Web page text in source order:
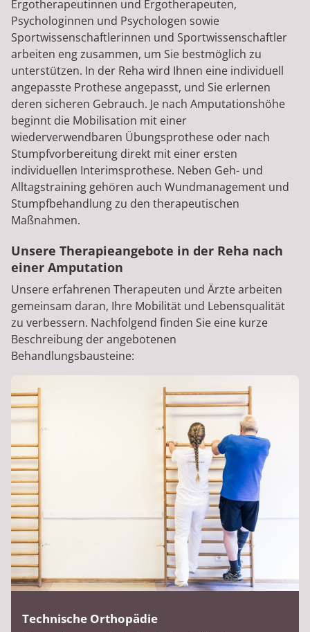
Ergotherapeutinnen und Ergotherapeuten,
Psychologinnen und Psychologen sowie
Sportwissenschaftlerinnen und Sportwissenschaftler
arbeiten eng zusammen, um Sie bestmöglich zu
unterstützen. In der Reha wird Ihnen eine individuell
angepasste Prothese angepasst, und Sie erlernen
deren sicheren Gebrauch. Je nach Amputationshöhe
beginnt die Mobilisation mit einer
wiederverwendbaren Übungsprothese oder nach
Stumpfvorbereitung direkt mit einer ersten
individuellen Interimsprothese. Neben Geh- und
Alltagstraining gehören auch Wundmanagement und
Stumpfbehandlung zu den therapeutischen
Maßnahmen.
Unsere Therapieangebote in der Reha nach
einer Amputation
Unsere erfahrenen Therapeuten und Ärzte arbeiten
gemeinsam daran, Ihre Mobilität und Lebensqualität
zu verbessern. Nachfolgend finden Sie eine kurze
Beschreibung der angebotenen
Behandlungsbausteine:
Technische Orthopädie